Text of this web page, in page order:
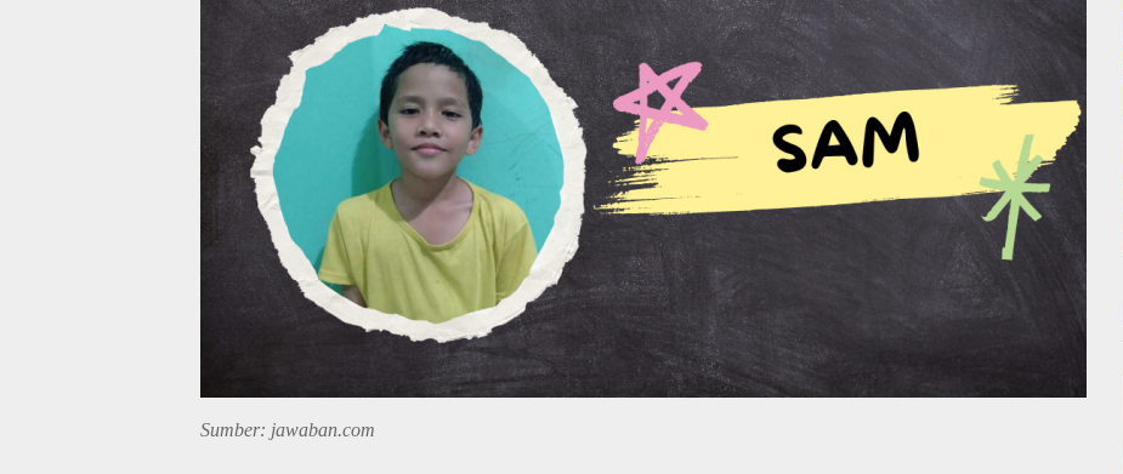
Sumber: jawaban.com